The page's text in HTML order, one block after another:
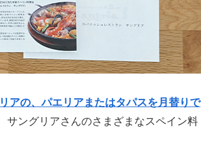
アの、パエリアまたはタパスを月替りで
サングリアさんのさまざまなスペイン料